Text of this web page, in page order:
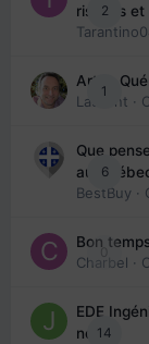
2
risques
1
Arte :
Laurent ·
6
Que
au
BestBuy ·
0
Bon
Charbel ·
14
EDE
note